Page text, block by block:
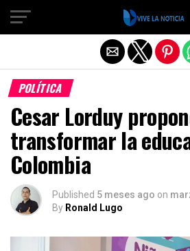
POLÍTICA
Cesar Lorduy
transformar la
Colombia
Published 5 meses ago on
By Ronald Lugo
Salir de la versión